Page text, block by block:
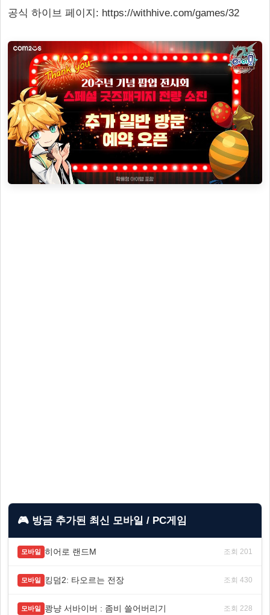
공식 하이브 페이지: https://withhive.com/games/32
🎮 방금 추가된 최신 모바일 / PC게임
모바일 히어로 랜드M 조회 201
모바일 킹덤2: 타오르는 전장 조회 430
모바일 쾅냥 서바이버 : 좀비 쓸어버리기 조회 228